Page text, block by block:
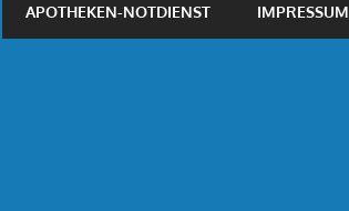
APOTHEKEN-NOTDIENST IMPRESSUM